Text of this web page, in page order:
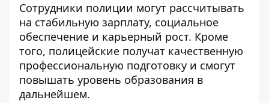
Сотрудники полиции могут рассчитывать
на стабильную зарплату, социальное
обеспечение и карьерный рост. Кроме
того, полицейские получат качественную
профессиональную подготовку и смогут
повышать уровень образования в
дальнейшем.